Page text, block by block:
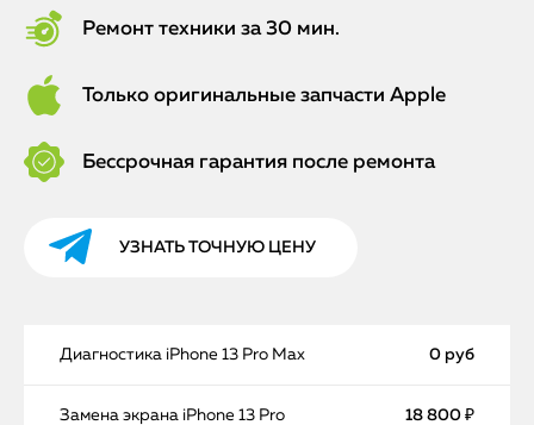
Ремонт техники за 30 мин.
Только оригинальные запчасти Apple
Бессрочная гарантия после ремонта
УЗНАТЬ ТОЧНУЮ ЦЕНУ
Диагностика iPhone 13 Pro Max 0 руб
Замена экрана iPhone 13 Pro
18 800 ₽